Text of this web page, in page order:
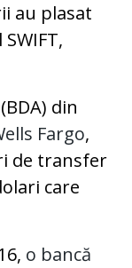
au plasat
din
Fargo,
de transfer
care
o bancă